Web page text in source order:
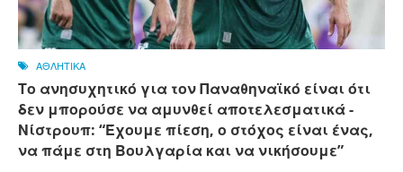
ΑΘΛΗΤΙΚΑ
Το ανησυχητικό για τον Παναθηναϊκό είναι ότι
δεν μπορούσε να αμυνθεί αποτελεσματικά -
Νίστρουπ: “Έχουμε πίεση, ο στόχος είναι ένας,
να πάμε στη Βουλγαρία και να νικήσουμε”